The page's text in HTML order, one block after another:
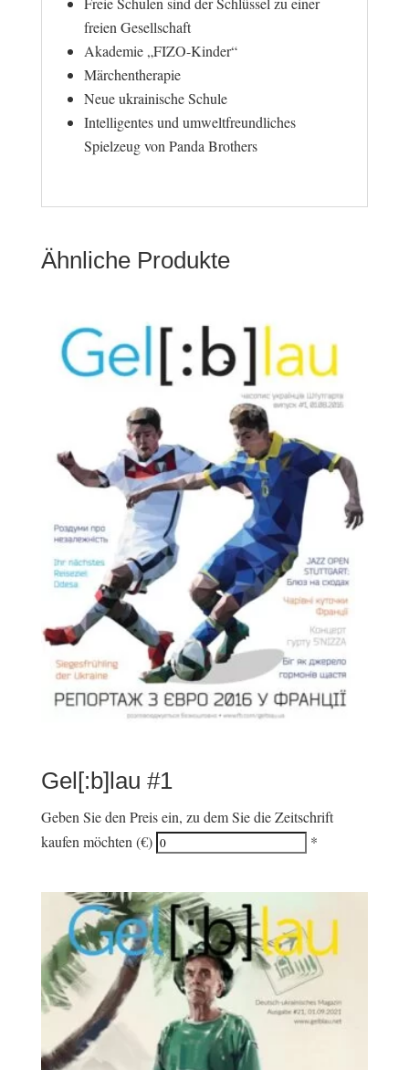
freien Gesellschaft
Akademie „FIZO-Kinder“
Märchentherapie
Neue ukrainische Schule
Intelligentes und umweltfreundliches
Spielzeug von Panda Brothers
Ähnliche Produkte
Gel[:b]lau #1
Geben Sie den Preis ein, zu dem Sie die Zeitschrift
kaufen möchten (€)
*